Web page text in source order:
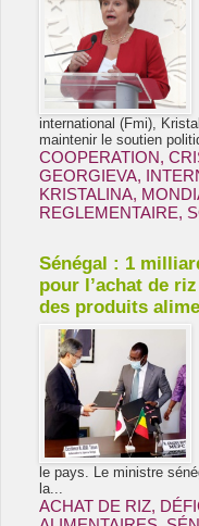
international (Fmi),
maintenir le soutien
COOPERATION,
GEORGIEVA,
KRISTALINA,
REGLEMENTAIRE,
Sénégal : 1
pour l’achat de
des produits
le pays. Le ministre
la...
ACHAT DE RIZ,